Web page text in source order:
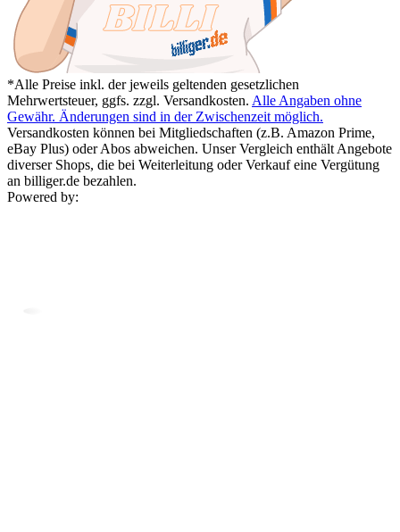
*Alle Preise inkl. der jeweils geltenden gesetzlichen
Mehrwertsteuer, ggfs. zzgl. Versandkosten. Alle Angaben ohne
Gewähr. Änderungen sind in der Zwischenzeit möglich.
Versandkosten können bei Mitgliedschaften (z.B. Amazon Prime,
eBay Plus) oder Abos abweichen. Unser Vergleich enthält Angebote
diverser Shops, die bei Weiterleitung oder Verkauf eine Vergütung
an billiger.de bezahlen.
Powered by: